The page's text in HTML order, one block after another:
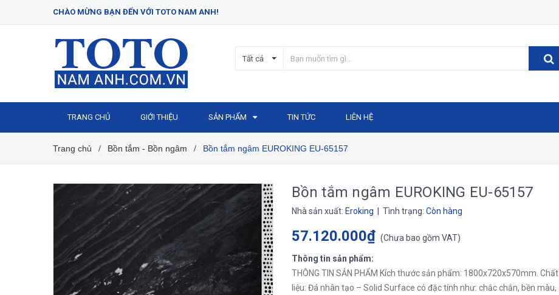
CHÀO MỪNG BẠN ĐẾN VỚI TOTO NAM ANH!
Tất cả
TRANG CHỦ GIỚI THIỆU SẢN PHẨM TIN TỨC LIÊN HỆ
Trang chủ / Bồn tắm - Bồn ngâm / Bồn tắm ngâm EUROKING EU-65157
Bồn tắm ngâm EUROKING EU-65157
Nhà sản xuất: Eroking | Tình trạng: Còn hàng
57.120.000₫ (Chưa bao gồm VAT)
Thông tin sản phẩm:
THÔNG TIN SẢN PHẨM Kích thước sản phẩm: 1800x720x570mm. Chất
liệu: Đá nhân tạo – Solid Surface có đặc tính như: chắc chắn, bền màu,